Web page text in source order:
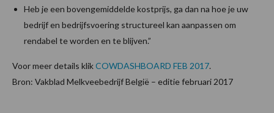
Heb je een bovengemiddelde kostprijs, ga dan na hoe je uw
bedrijf en bedrijfsvoering structureel kan aanpassen om
rendabel te worden en te blijven.”
Voor meer details klikCOWDASHBOARD FEB 2017.
Bron: Vakblad Melkveebedrijf België – editie februari 2017